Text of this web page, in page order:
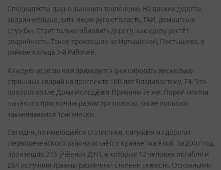
Специалисты давно выявили тенденцию. На плохих дорогах
аварий меньше, хотя люди ругают власть, ГАИ, ремонтные
службы. Стоит только обновить дорогу, как сразу растёт
аварийность. Такое произошло на Иртышской, Постышева, в
районе кольца 3-й Рабочей.
Каждую неделю нам приходится фиксировать несколько
страшных аварий на проспекте 100 лет Владивостоку, 74. Это
поворот возле Дома молодёжи. Причины те же. Порой лихачи
пытаются проскочить разом три полосы, такие попытки
заканчиваются трагически.
Сегодня, по имеющейся статистике, ситуация на дорогах
Первореченского района остаётся крайне тяжёлой. За 2007 год
произошло 215 учётных ДТП, в которых 12 человек погибли и
264 получили травмы различной степени тяжести. Основными